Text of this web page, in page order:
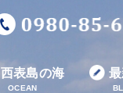
西表島の海
OCEAN